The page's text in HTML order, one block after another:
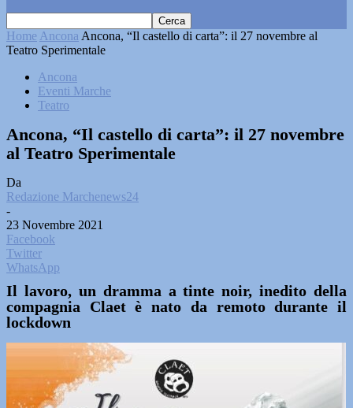
Home Ancona Ancona, “Il castello di carta”: il 27 novembre al
Teatro Sperimentale
Ancona
Eventi Marche
Teatro
Ancona, “Il castello di carta”: il 27 novembre
al Teatro Sperimentale
Da
Redazione Marchenews24
-
23 Novembre 2021
Facebook
Twitter
WhatsApp
Il lavoro, un dramma a tinte noir, inedito della
compagnia Claet è nato da remoto durante il
lockdown